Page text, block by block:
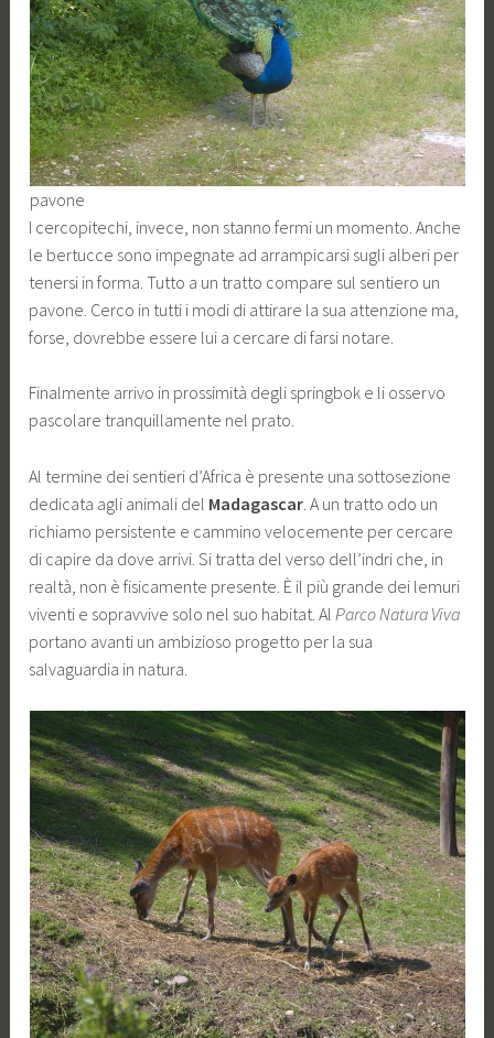
pavone
I cercopitechi, invece, non stanno fermi un momento. Anche
le bertucce sono impegnate ad arrampicarsi sugli alberi per
tenersi in forma. Tutto a un tratto compare sul sentiero un
pavone. Cerco in tutti i modi di attirare la sua attenzione ma,
forse, dovrebbe essere lui a cercare di farsi notare.
Finalmente arrivo in prossimità degli springbok e li osservo
pascolare tranquillamente nel prato.
Al termine dei sentieri d’Africa è presente una sottosezione
dedicata agli animali del Madagascar . A un tratto odo un
richiamo persistente e cammino velocemente per cercare
di capire da dove arrivi. Si tratta del verso dell’indri che, in
realtà, non è fisicamente presente. È il più grande dei lemuri
viventi e sopravvive solo nel suo habitat. Al Parco Natura Viva
portano avanti un ambizioso progetto per la sua
salvaguardia in natura.